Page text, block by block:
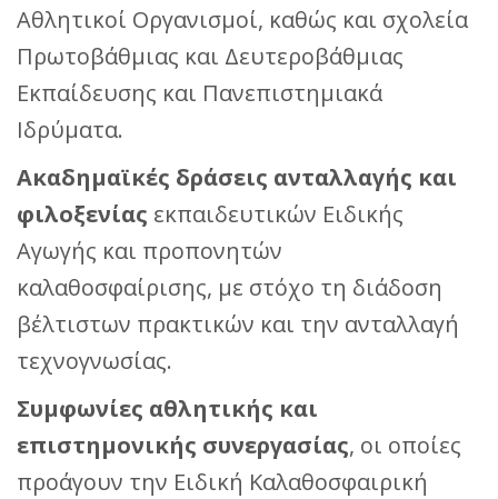
Αθλητικοί Οργανισμοί, καθώς και σχολεία
Πρωτοβάθμιας και Δευτεροβάθμιας
Εκπαίδευσης και Πανεπιστημιακά
Ιδρύματα.
Ακαδημαϊκές δράσεις ανταλλαγής και
φιλοξενίας εκπαιδευτικών Ειδικής
Αγωγής και προπονητών
καλαθοσφαίρισης, με στόχο τη διάδοση
βέλτιστων πρακτικών και την ανταλλαγή
τεχνογνωσίας.
Συμφωνίες αθλητικής και
επιστημονικής συνεργασίας, οι οποίες
προάγουν την Ειδική Καλαθοσφαιρική